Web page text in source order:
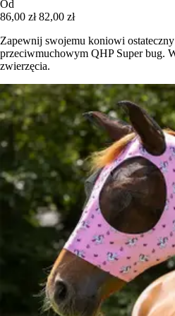
Od
86,00 zł 82,00 zł
Zapewnij swojemu koniowi
przeciwmuchowym QHP Super bug.
zwierzęcia.